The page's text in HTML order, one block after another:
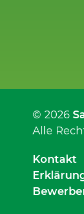
© 2026
Alle
Kontakt